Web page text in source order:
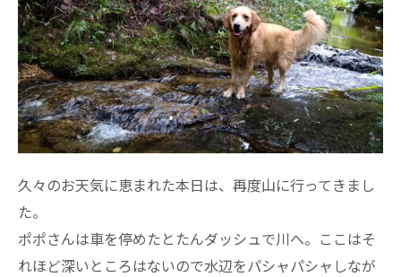
久々のお天気に恵まれた本日は、再度山に行ってきまし
た。
ポポさんは車を停めたとたんダッシュで川へ。ここはそ
れほど深いところはないので水辺をパシャパシャしなが